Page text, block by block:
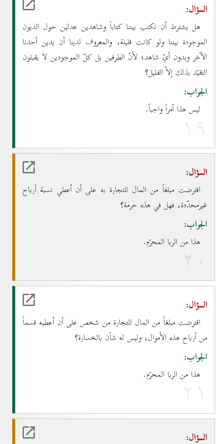
السؤال:
هل يشترط أن نكتب بيننا كتاباً وشاهدين عدلين حول الديون
الموجودة بيننا ولو كانت قليلة، والمعروف لدينا أن يدين أحدنا
الآخر وبدون أيّ شاهد؛ لأنّ الطرفين بل كلّ الموجودين لا يقبلون
التقيّد بذلك إلاّ القليل؟
الجواب:
ليس هذا أمراً واجباً.
۱۹
السؤال:
اقترضت مبلغاً من المال للتجارة به على أن اُعطي نسبة أرباح
غيرمحدّدة، فهل في هذه حرمة؟
الجواب:
هذا من الربا المحرّم.
۲٠
السؤال:
اقترضت مبلغاً من المال للتجارة من شخص على أن اُعطيه قسماً
من أرباح هذه الأموال، وليس له شأن بالخسارة؟
الجواب:
هذا من الربا المحرّم.
۲۱
السؤال: